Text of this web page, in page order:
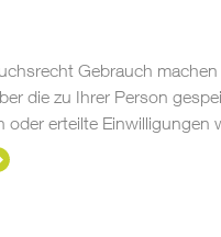
Gebrauch
die zu Ihrer Person
erteilte